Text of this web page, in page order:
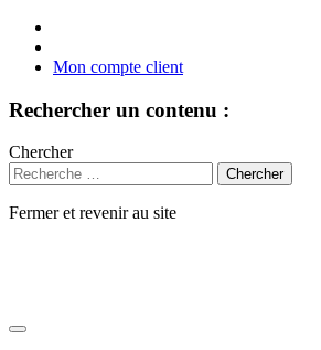
Mon compte client
Rechercher un contenu :
Chercher
Fermer et revenir au site